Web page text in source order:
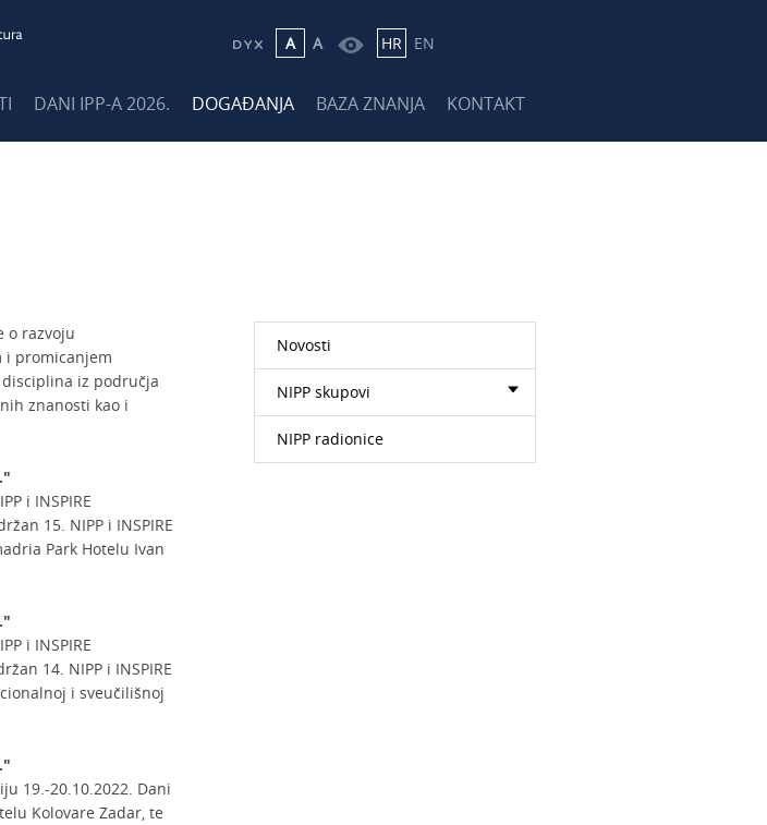
A A HR EN
DANI IPP-A 2026. DOGAĐANJA BAZA ZNANJA KONTAKT
o razvoju
i promicanjem
iz područja
znanosti kao i
i INSPIRE
15. NIPP i INSPIRE
Park Hotelu Ivan
i INSPIRE
14. NIPP i INSPIRE
i sveučilišnoj
19.-20.10.2022. Dani
Kolovare Zadar, te
Novosti
NIPP skupovi
NIPP radionice